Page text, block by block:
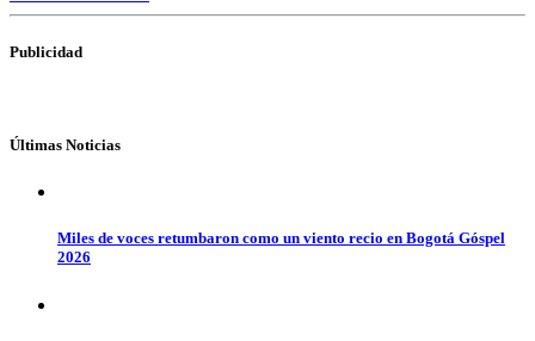
Publicidad
Últimas Noticias
Miles de voces retumbaron como un viento recio en Bogotá Góspel
2026